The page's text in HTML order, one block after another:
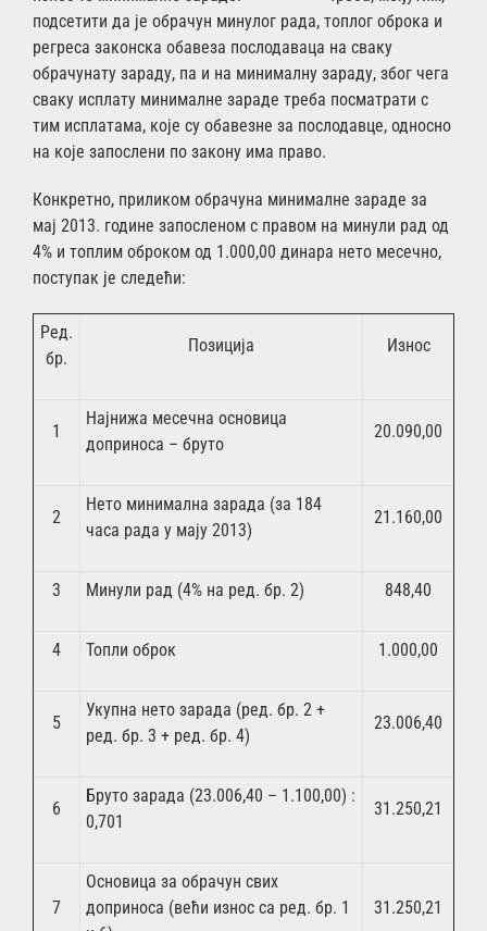
подсетити да је обрачун минулог рада, топлог оброка и
регреса законска обавеза послодаваца на сваку
обрачунату зараду, па и на минималну зараду, због чега
сваку исплату минималне зараде треба посматрати с
тим исплатама, које су обавезне за послодавце, односно
на које запослени по закону има право.
Конкретно, приликом обрачуна минималне зараде за
мај 2013. године запосленом с правом на минули рад од
4% и топлим оброком од 1.000,00 динара нето месечно,
поступак је следећи:
Ред.
бр.
Позиција Износ
1
Најнижа месечна основица
доприноса – бруто
20.090,00
2
Нето минимална зарада (за 184
часа рада у мају 2013)
21.160,00
3 Минули рад (4% на ред. бр. 2) 848,40
4 Топли оброк 1.000,00
5
Укупна нето зарада (ред. бр. 2 +
ред. бр. 3 + ред. бр. 4)
23.006,40
6
Бруто зарада (23.006,40 – 1.100,00) :
0,701
31.250,21
7
Основица за обрачун свих
доприноса (већи износ са ред. бр. 1
31.250,21